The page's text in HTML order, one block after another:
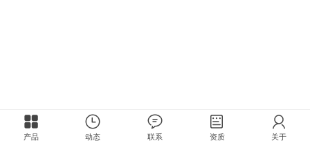
产品 动态 联系 资质 关于